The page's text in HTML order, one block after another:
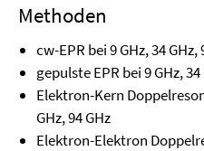
Methoden
cw-EPR bei 9 GHz, 34 GHz,
gepulste EPR bei 9 GHz, 34
Elektron-Kern
GHz, 94 GHz
Elektron-Elektron